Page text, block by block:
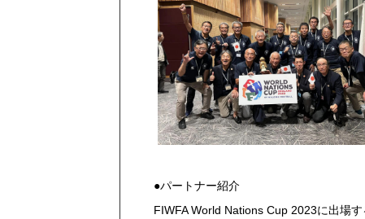
●パートナー紹介
FIWFA World Nations Cup 2023に出場